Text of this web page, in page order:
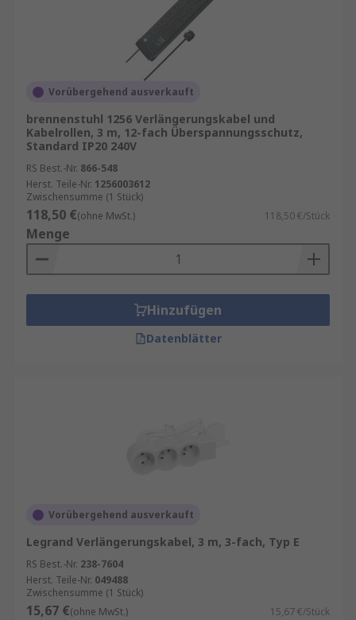
Vorübergehend ausverkauft
brennenstuhl 1256 Verlängerungskabel und
Kabelrollen, 3 m, 12-fach Überspannungsschutz,
Standard IP20 240V
RS Best.-Nr. 866-548
Herst. Teile-Nr. 1256003612
Zwischensumme (1 Stück)
118,50 €(ohne MwSt.) 118,50 €/Stück
Menge
Hinzufügen
Datenblätter
Vorübergehend ausverkauft
Legrand Verlängerungskabel, 3 m, 3-fach, Typ E
RS Best.-Nr. 238-7604
Herst. Teile-Nr. 049488
Zwischensumme (1 Stück)
15,67 €(ohne MwSt.) 15,67 €/Stück